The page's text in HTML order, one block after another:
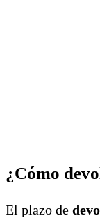
¿Cómo
El plazo de